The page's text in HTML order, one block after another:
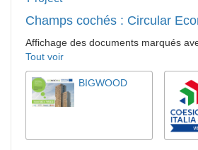
Champs cochés : Circular
Affichage des documents marqués
Tout voir
BIGWOOD